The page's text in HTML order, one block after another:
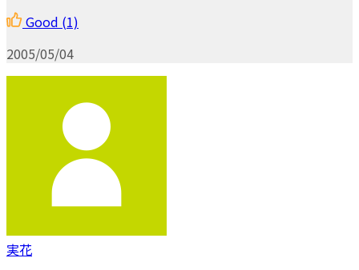
Good (1)
2005/05/04
実花